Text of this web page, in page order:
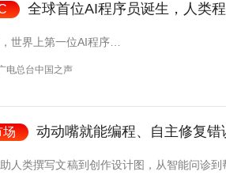
全球首位AI程序员诞生，人类
世界上第一位AI程序…
电总台中国之声
场 动动嘴就能编程、自主修复
人类撰写文稿到创作设计图，从智能问诊